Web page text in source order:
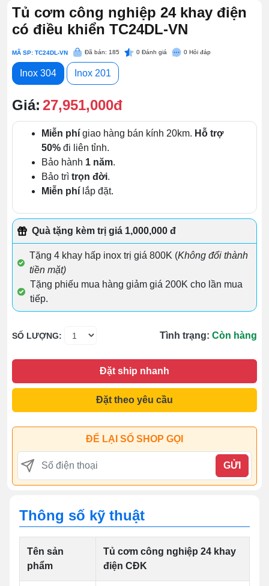
Tủ cơm công nghiệp 24 khay điện
có điều khiển TC24DL-VN
MÃ SP: TC24DL-VN Đã bán: 185 0 Đánh giá 0 Hỏi đáp
Inox 304 Inox 201
Giá: 27,951,000đ
Miễn phí giao hàng bán kính 20km. Hỗ trợ
50% đi liên tỉnh.
Bảo hành 1 năm.
Bảo trì trọn đời.
Miễn phí lắp đặt.
Quà tặng kèm trị giá 1,000,000 đ
Tặng 4 khay hấp inox trị giá 800K (Không đổi thành
tiền mặt)
Tặng phiếu mua hàng giảm giá 200K cho lần mua
tiếp.
SỐ LƯỢNG: Tình trạng: Còn hàng
Đặt ship nhanh
Đặt theo yêu cầu
ĐỂ LẠI SỐ SHOP GỌI
GỬI
Thông số kỹ thuật
Tên sản
phẩm
Tủ cơm công nghiệp 24 khay
điện CĐK